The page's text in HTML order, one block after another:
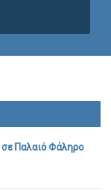
σε Παλαιό Φάληρο